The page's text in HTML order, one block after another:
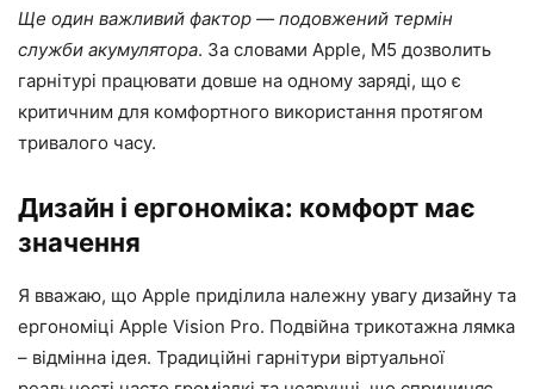
Ще один важливий фактор — подовжений термін
служби акумулятора. За словами Apple, M5 дозволить
гарнітурі працювати довше на одному заряді, що є
критичним для комфортного використання протягом
тривалого часу.
Дизайн і ергономіка: комфорт має
значення
Я вважаю, що Apple приділила належну увагу дизайну та
ергономіці Apple Vision Pro. Подвійна трикотажна лямка
– відмінна ідея. Традиційні гарнітури віртуальної